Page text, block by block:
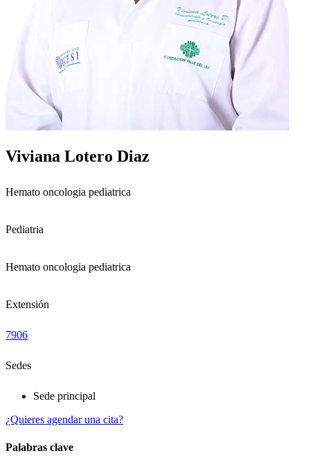
Viviana Lotero Diaz
Hemato oncologia pediatrica
Pediatria
Hemato oncologia pediatrica
Extensión
7906
Sedes
Sede principal
¿Quieres agendar una cita?
Palabras clave